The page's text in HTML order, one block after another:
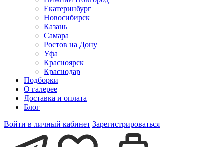
Екатеринбург
Новосибирск
Казань
Самара
Ростов на Дону
Уфа
Красноярск
Краснодар
Подборки
О галерее
Доставка и оплата
Блог
Войти в личный кабинет Зарегистрироваться